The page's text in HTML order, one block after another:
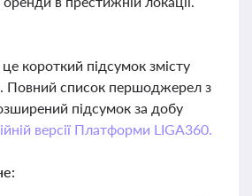
короткий підсумок змісту
Повний список першоджерел з
підсумок за добу
версії Платформи LIGA360.